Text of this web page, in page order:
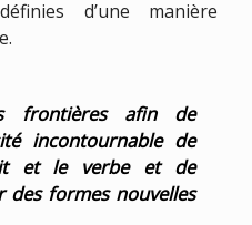
d’une manière
frontières afin de
incontournable de
et le verbe et de
des formes nouvelles